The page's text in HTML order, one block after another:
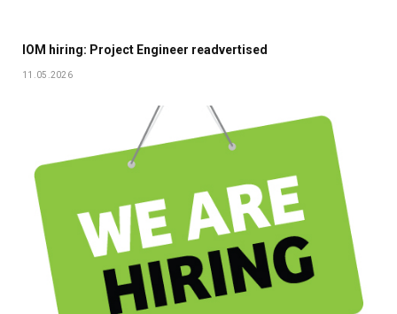
IOM hiring: Project Engineer readvertised
11.05.2026